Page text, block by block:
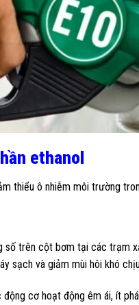
ethanol
thiểu ô nhiễm môi trường
số trên cột bơm tại các trạm
sạch và giảm mùi hôi khó
cơ hoạt động êm ái, ít